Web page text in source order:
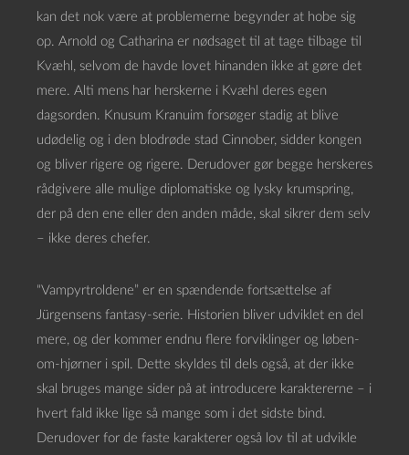
kan det nok være at problemerne begynder at hobe sig
op. Arnold og Catharina er nødsaget til at tage tilbage til
Kvæhl, selvom de havde lovet hinanden ikke at gøre det
mere. Alti mens har herskerne i Kvæhl deres egen
dagsorden. Knusum Kranuim forsøger stadig at blive
udødelig og i den blodrøde stad Cinnober, sidder kongen
og bliver rigere og rigere. Derudover gør begge herskeres
rådgivere alle mulige diplomatiske og lysky krumspring,
der på den ene eller den anden måde, skal sikrer dem selv
– ikke deres chefer.
“Vampyrtroldene” er en spændende fortsættelse af
Jürgensens fantasy-serie. Historien bliver udviklet en del
mere, og der kommer endnu flere forviklinger og løben-
om-hjørner i spil. Dette skyldes til dels også, at der ikke
skal bruges mange sider på at introducere karaktererne – i
hvert fald ikke lige så mange som i det sidste bind.
Derudover for de faste karakterer også lov til at udvikle